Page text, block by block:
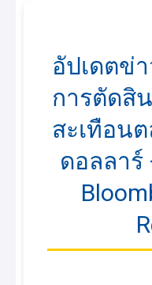
อัปเดตข่
การตัดสิ
สะเทือน
ดอลลาร์